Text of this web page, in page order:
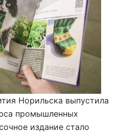
Норильска выпустила
промышленных
издание стало